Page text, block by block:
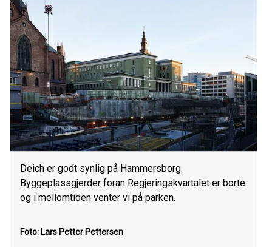
Deich er godt synlig på Hammersborg.
Byggeplassgjerder foran Regjeringskvartalet er borte
og i mellomtiden venter vi på parken.
Foto: Lars Petter Pettersen